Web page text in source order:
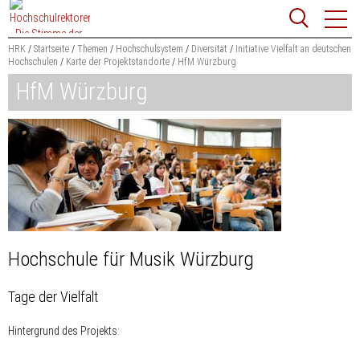
Zum
Content
springen
Suchbegriff
HRK Startseite Themen Hochschulsystem Diversität
Initiative Vielfalt an deutschen
Hochschulen
Karte der Projektstandorte HfM Würzburg
HfM Würzburg
Hochschule für Musik Würzburg
Tage der Vielfalt
Hintergrund des Projekts: